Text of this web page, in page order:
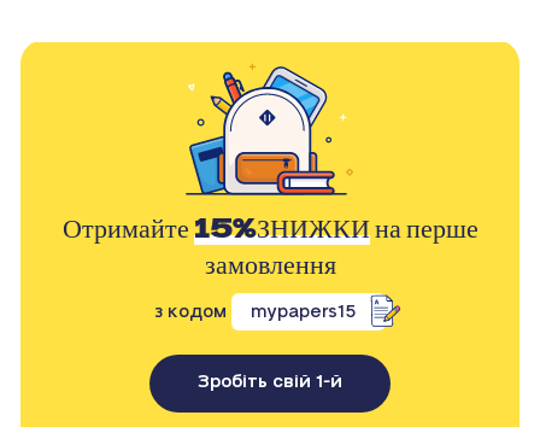
Отримайте15%ЗНИЖКИна перше
замовлення
з кодом mypapers15
Зробіть свій 1-й